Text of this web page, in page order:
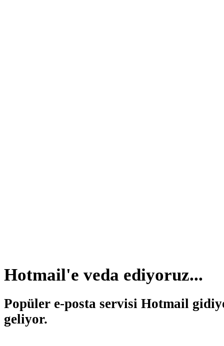
Hotmail'e veda ediyoruz...
Popüler e-posta servisi Hotmail
geliyor.